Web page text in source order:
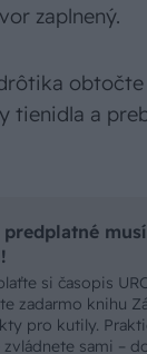
zaplnený.
tienidla a
predplatné
si časopis
zadarmo knihu
pro kutily.
sami –